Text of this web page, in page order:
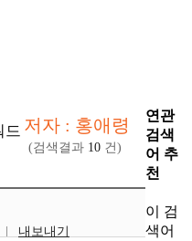
드 저자 : 홍애령
(검색결과 10 건)
내보내기
연관
검색
어 추
천
이 검
색어